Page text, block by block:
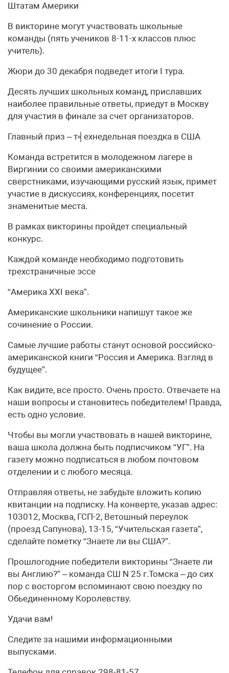
Штатам Америки
В викторине могут участвовать школьные
команды (пять учеников 8-11-х классов плюс
учитель).
Жюри до 30 декабря подведет итоги I тура.
Десять лучших школьных команд, приславших
наиболее правильные ответы, приедут в Москву
для участия в финале за счет организаторов.
Главный приз – т╡ехнедельная поездка в США
Команда встретится в молодежном лагере в
Виргинии со своими американскими
сверстниками, изучающими русский язык, примет
участие в дискуссиях, конференциях, посетит
знаменитые места.
В рамках викторины пройдет специальный
конкурс.
Каждой команде необходимо подготовить
трехстраничные эссе
“Америка XXI века”.
Американские школьники напишут такое же
сочинение о России.
Самые лучшие работы станут основой российско-
американской книги “Россия и Америка. Взгляд в
будущее”.
Как видите, все просто. Очень просто. Отвечаете на
наши вопросы и становитесь победителем! Правда,
есть одно условие.
Чтобы вы могли участвовать в нашей викторине,
ваша школа должна быть подписчиком “УГ”. На
газету можно подписаться в любом почтовом
отделении и с любого месяца.
Отправляя ответы, не забудьте вложить копию
квитанции на подписку. На конверте, указав адрес:
103012, Москва, ГСП-2, Ветошный переулок
(проезд Сапунова), 13-15, “Учительская газета”,
сделайте пометку “Знаете ли вы США?”.
Прошлогодние победители викторины “Знаете ли
вы Англию?” – команда СШ N 25 г.Томска – до сих
пор с восторгом вспоминают свою поездку по
Обьединенному Королевству.
Удачи вам!
Следите за нашими информационными
выпусками.